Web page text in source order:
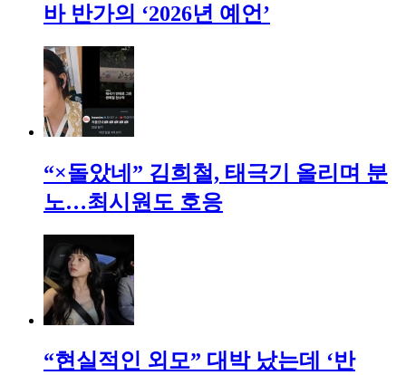
바 반가의 ‘2026년 예언’
“×돌았네” 김희철, 태극기 올리며 분
노…최시원도 호응
“현실적인 외모” 대박 났는데 ‘반